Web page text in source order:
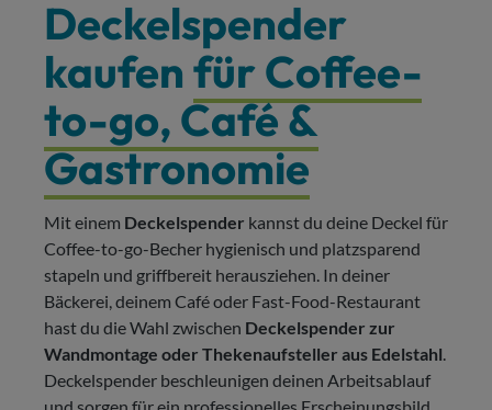
Deckelspender
kaufen für Coffee-
to-go, Café &
Gastronomie
Mit einem Deckelspender kannst du deine Deckel für
Coffee-to-go-Becher hygienisch und platzsparend
stapeln und griffbereit herausziehen. In deiner
Bäckerei, deinem Café oder Fast-Food-Restaurant
hast du die Wahl zwischen Deckelspender zur
Wandmontage oder Thekenaufsteller aus Edelstahl.
Deckelspender beschleunigen deinen Arbeitsablauf